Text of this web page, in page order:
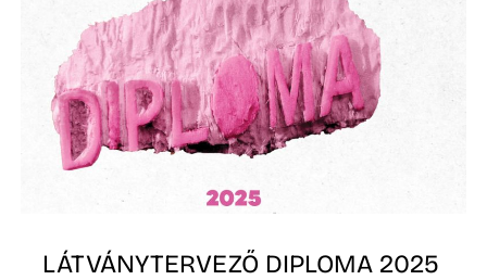
LÁTVÁNYTERVEZŐ DIPLOMA 2025